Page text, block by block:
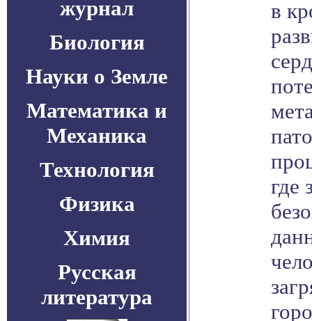
журнал
Биология
Науки о Земле
Математика и
Механика
Технология
Физика
Химия
Русская
литература
в
где